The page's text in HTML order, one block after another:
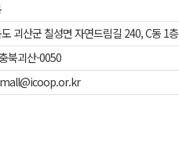
괴산군 칠성면 자연드림길 240, C동 1층
북괴산-0050